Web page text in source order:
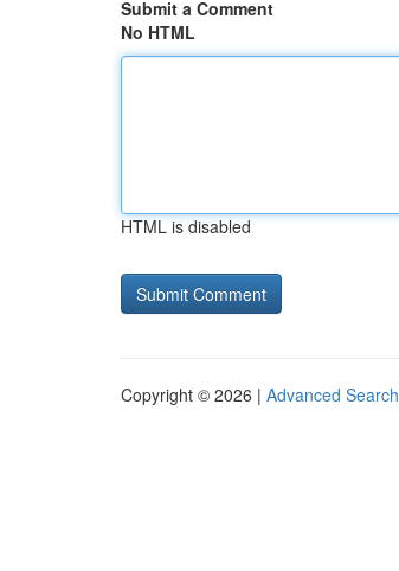
Submit a Comment
No HTML
HTML is disabled
Copyright © 2026 | Advanced Search